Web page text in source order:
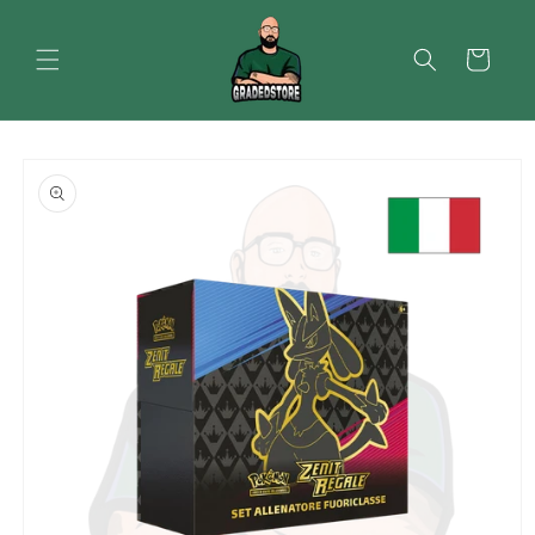
ai contenuti
Carrello
informazioni
sul prodotto